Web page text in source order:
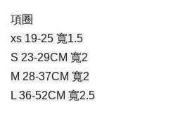
項圈
xs 19-25 寬1.5
S 23-29CM 寬2
M 28-37CM 寬2
L 36-52CM 寬2.5